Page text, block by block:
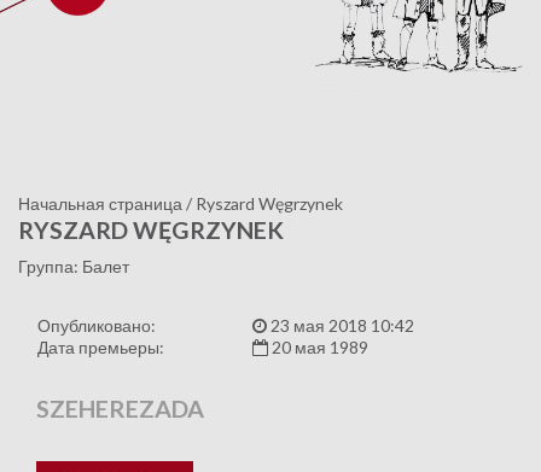
Начальная страница / Ryszard Węgrzynek
RYSZARD WĘGRZYNEK
Группа: Балет
Опубликовано:
23 мая 2018 10:42
Дата премьеры:
20 мая 1989
SZEHEREZADA